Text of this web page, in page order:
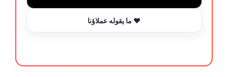
ما يقوله عملاؤنا ❤️